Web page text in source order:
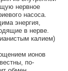
нервное
насоса.
энергия,
в нерве.
калием)
ионов
по-